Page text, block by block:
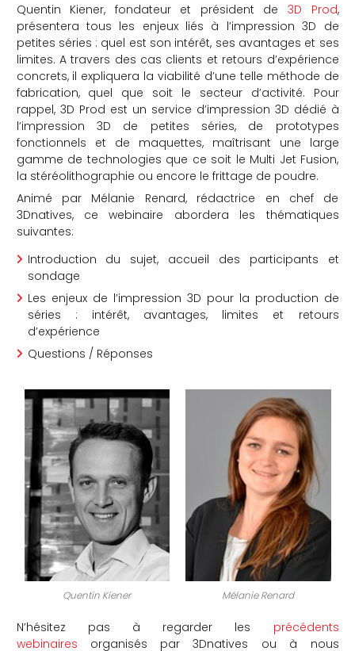
Quentin Kiener, fondateur et président de 3D Prod,
présentera tous les enjeux liés à l’impression 3D de
petites séries : quel est son intérêt, ses avantages et ses
limites. A travers des cas clients et retours d’expérience
concrets, il expliquera la viabilité d’une telle méthode de
fabrication, quel que soit le secteur d’activité. Pour
rappel, 3D Prod est un service d’impression 3D dédié à
l’impression 3D de petites séries, de prototypes
fonctionnels et de maquettes, maîtrisant une large
gamme de technologies que ce soit le Multi Jet Fusion,
la stéréolithographie ou encore le frittage de poudre.
Animé par Mélanie Renard, rédactrice en chef de
3Dnatives, ce webinaire abordera les thématiques
suivantes:
Introduction du sujet, accueil des participants et
sondage
Les enjeux de l’impression 3D pour la production de
séries : intérêt, avantages, limites et retours
d’expérience
Questions / Réponses
Quentin Kiener Mélanie Renard
N’hésitez pas à regarder les précédents
webinaires organisés par 3Dnatives ou à nous